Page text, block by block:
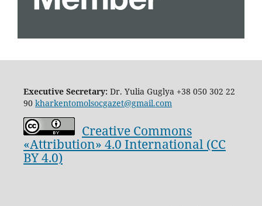
Executive Secretary:Dr. Yulia Guglya +38 050 302 22
90 kharkentomolsocgazet@gmail.com
Creative Commons
«Attribution» 4.0 International (CC
BY 4.0)